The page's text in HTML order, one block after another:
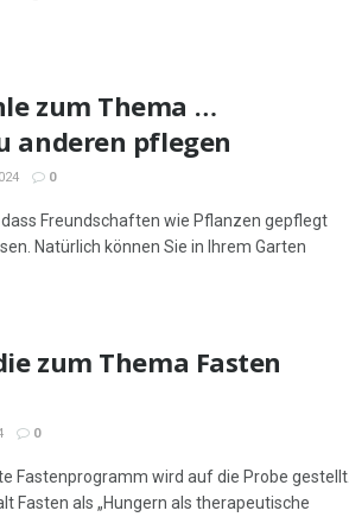
zum Thema …
anderen pflegen
0
Freundschaften wie Pflanzen gepflegt
Natürlich können Sie in Ihrem Garten
zum Thema Fasten
0
Fastenprogramm wird auf die Probe gestellt.
Fasten als „Hungern als therapeutische